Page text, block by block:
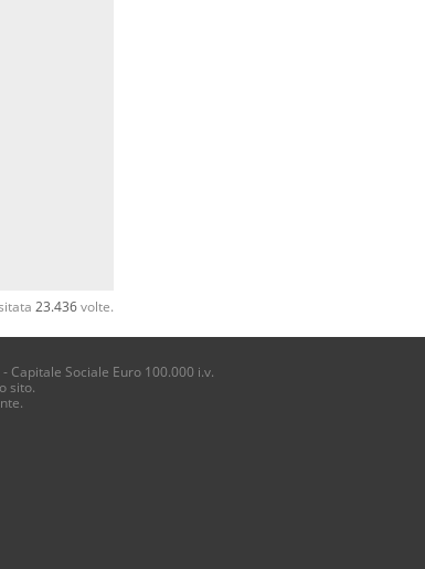
23.436volte.
Capitale Sociale Euro 100.000 i.v.
sito.